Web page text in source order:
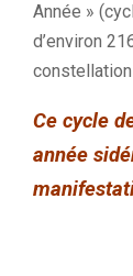
Année »
d’environ
constellation
Ce cycle
année